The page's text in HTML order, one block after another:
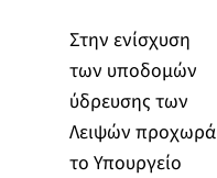
Στην ενίσχυση
των υποδομών
ύδρευσης των
Λειψών προχωρά
το Υπουργείο